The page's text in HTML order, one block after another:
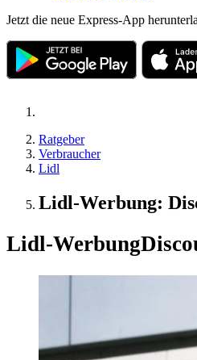
Jetzt die neue Express-App
Ratgeber
Verbraucher
Lidl
Lidl-Werbung:
Lidl-Werbung